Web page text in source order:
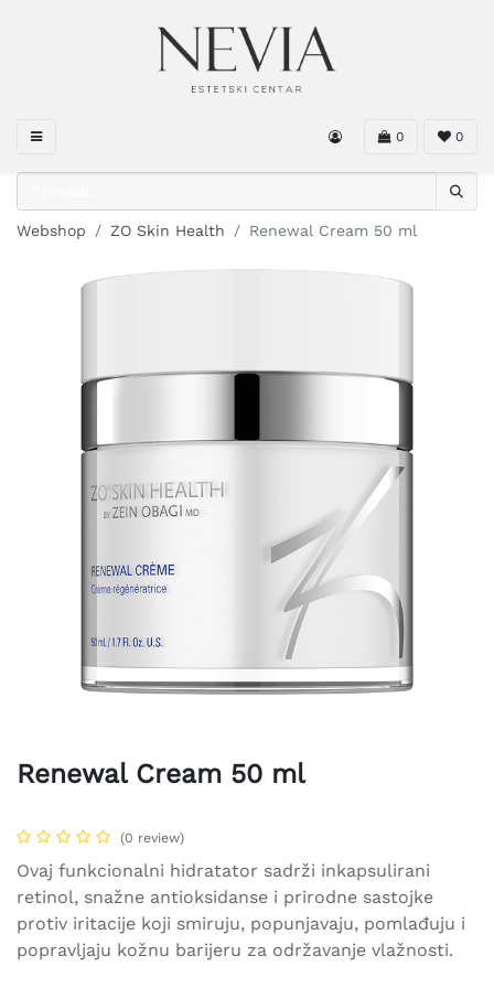
0 0
Webshop ZO Skin Health Renewal Cream 50 ml
Renewal Cream 50 ml
(0 review)
Ovaj funkcionalni hidratator sadrži inkapsulirani
retinol, snažne antioksidanse i prirodne sastojke
protiv iritacije koji smiruju, popunjavaju, pomlađuju i
popravljaju kožnu barijeru za održavanje vlažnosti.